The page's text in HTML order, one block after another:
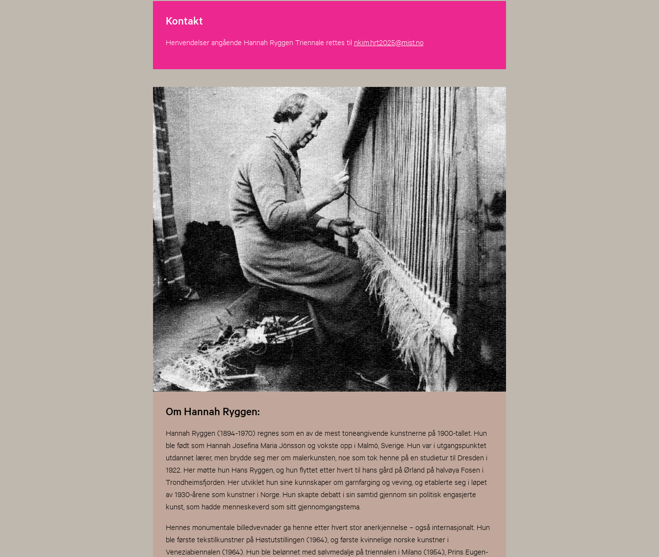
Kontakt
Henvendelser angående Hannah Ryggen Triennale rettes til nkim.hrt2025@mist.no
Om Hannah Ryggen:
Hannah Ryggen (1894-1970) regnes som en av de mest toneangivende kunstnerne på 1900-tallet. Hun
ble født som Hannah Josefina Maria Jönsson og vokste opp i Malmö, Sverige. Hun var i utgangspunktet
utdannet lærer, men brydde seg mer om malerkunsten, noe som tok henne på en studietur til Dresden i
1922. Her møtte hun Hans Ryggen, og hun flyttet etter hvert til hans gård på Ørland på halvøya Fosen i
Trondheimsfjorden. Her utviklet hun sine kunnskaper om garnfarging og veving, og etablerte seg i løpet
av 1930-årene som kunstner i Norge. Hun skapte debatt i sin samtid gjennom sin politisk engasjerte
kunst, som hadde menneskeverd som sitt gjennomgangstema.
Hennes monumentale billedvevnader ga henne etter hvert stor anerkjennelse – også internasjonalt. Hun
ble første tekstilkunstner på Høstutstillingen (1964), og første kvinnelige norske kunstner i
Veneziabiennalen (1964). Hun ble belønnet med sølvmedalje på triennalen i Milano (1954), Prins Eugen-